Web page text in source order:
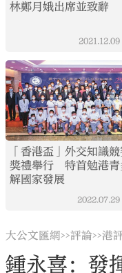
林鄭月娥出席並致辭
2021.12.09
「香港盃」外交知識
獎禮舉行 特首勉港青
解國家發展
2022.07.29
大公文匯網>>評論>>港
鍾永喜：發